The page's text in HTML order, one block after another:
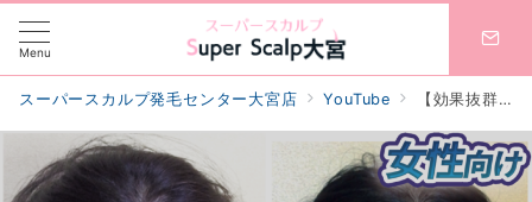
Menu
スーパースカルプ発毛センター大宮店 YouTube 【効果抜群】女性の薄毛は治る！原因・対策・改善策を育毛剤から考える